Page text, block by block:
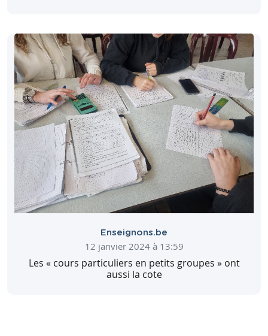
Consulter
Consulter
Télécharger Partager
Consulter
Enseignons.be
12 janvier 2024 à 13:59
Les « cours particuliers en petits groupes » ont
aussi la cote